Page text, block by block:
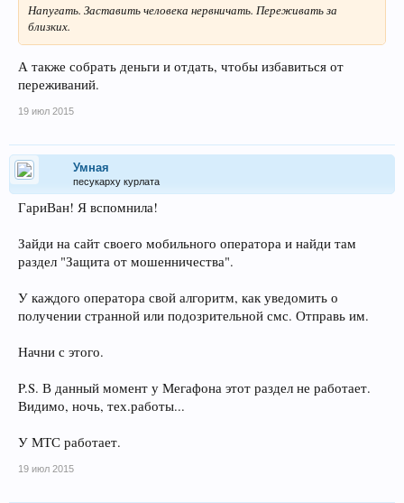
Напугать. Заставить человека нервничать. Переживать за
близких.
А также собрать деньги и отдать, чтобы избавиться от
переживаний.
19 июл 2015
Умная
песукарху курлата
ГариВан! Я вспомнила!
Зайди на сайт своего мобильного оператора и найди там
раздел "Защита от мошенничества".
У каждого оператора свой алгоритм, как уведомить о
получении странной или подозрительной смс. Отправь им.
Начни с этого.
P.S. В данный момент у Мегафона этот раздел не работает.
Видимо, ночь, тех.работы...
У МТС работает.
19 июл 2015